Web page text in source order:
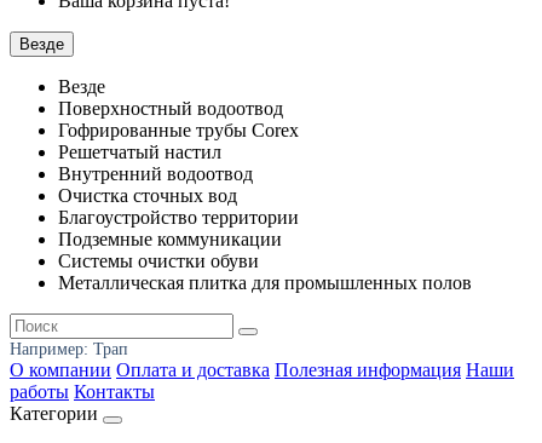
Везде
Везде
Поверхностный водоотвод
Гофрированные трубы Corex
Решетчатый настил
Внутренний водоотвод
Очистка сточных вод
Благоустройство территории
Подземные коммуникации
Системы очистки обуви
Металлическая плитка для промышленных полов
Например: Трап
О компании Оплата и доставка Полезная информация Наши
работы Контакты
Категории